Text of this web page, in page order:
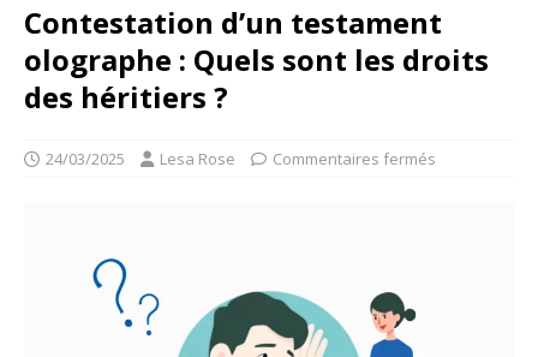
Contestation d’un testament
olographe : Quels sont les droits
des héritiers ?
24/03/2025 Lesa Rose Commentaires fermés